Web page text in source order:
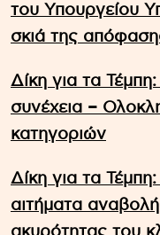
του Υπουργείου
σκιά της
Δίκη για τα
συνέχεια –
κατηγοριών
Δίκη για τα
αιτήματα
ακυρότητας του